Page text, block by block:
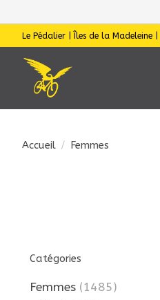
Le Pédalier | Îles de la Madeleine |
Accueil / Femmes
Catégories
Femmes (1485)